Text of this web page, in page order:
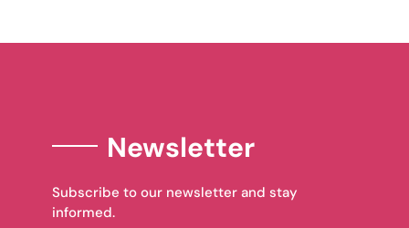
Newsletter
Subscribe to our newsletter and stay
informed.